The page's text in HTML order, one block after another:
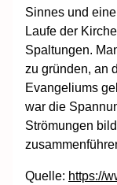
Sinnes und
Laufe der
Spaltungen.
zu gründen, an
Evangeliums
war die
Strömungen
Quelle: https://